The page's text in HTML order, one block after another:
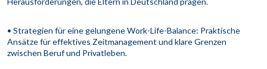
• Strategien für eine gelungene Work-Life-Balance: Praktische
Ansätze für effektives Zeitmanagement und klare Grenzen
zwischen Beruf und Privatleben.